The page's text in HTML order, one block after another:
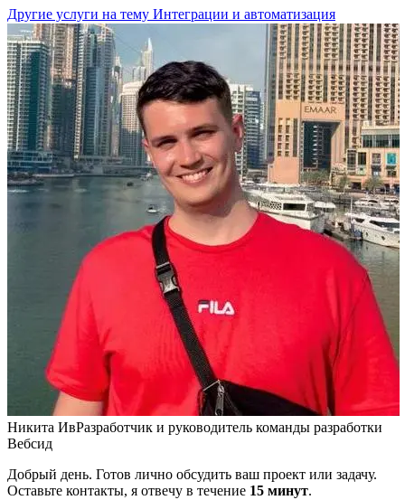
Другие услуги на тему Интеграции и автоматизация
Никита ИвРазработчик и руководитель команды разработки
Вебсид
Добрый день. Готов лично обсудить ваш проект или задачу.
Оставьте контакты, я отвечу в течение 15 минут.